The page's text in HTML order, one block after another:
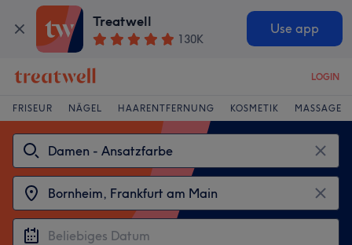
Treatwell
130K
Use app
LOGIN
FRISEUR NÄGEL HAARENTFERNUNG KOSMETIK MASSAGE